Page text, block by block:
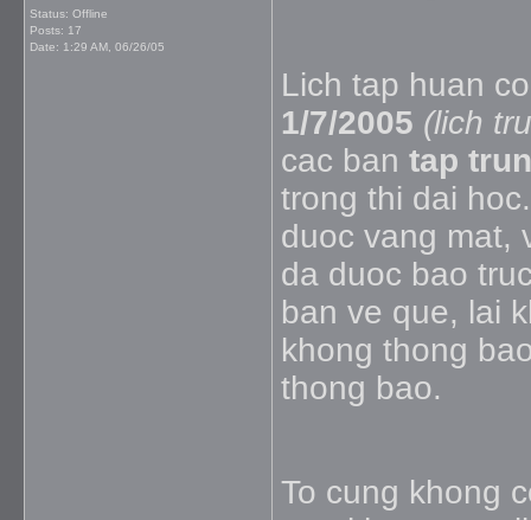
Status: Offline
Posts: 17
Date: 1:29 AM, 06/26/05
Lich tap huan
1/7/2005 (lich
cac ban tap
trong thi dai
duoc vang mat,
da duoc bao
ban ve que, lai
khong thong
thong bao.
To cung khong